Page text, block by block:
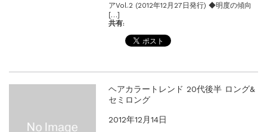
アVol.2 (2012年12月27日発行) ◆明度の傾向
[…]
共有:
ヘアカラートレンド 20代後半 ロング&
セミロング
2012年12月14日